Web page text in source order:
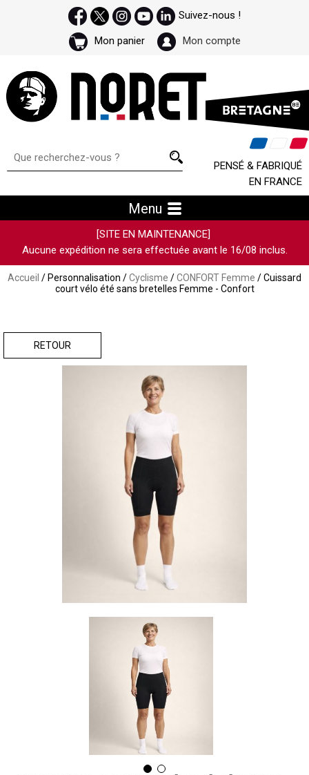
Suivez-nous !
Mon panier Mon compte
PENSÉ & FABRIQUÉ
EN FRANCE
Menu
[SITE EN MAINTENANCE]
Aucune expédition ne sera effectuée avant le 16/08 inclus.
Accueil / Personnalisation /Cyclisme /CONFORT Femme / Cuissard
court vélo été sans bretelles Femme - Confort
RETOUR